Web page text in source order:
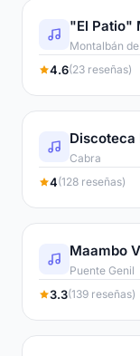
"El Patio"
Montalbán
4.6(23 reseñas)
Discoteca
Cabra
4(128 reseñas)
Maambo
Puente Genil
3.3(139 reseñas)